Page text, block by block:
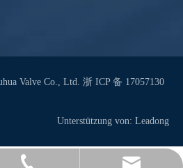
Luoquanxi.
571 8768 0216
Valve Co., Ltd. 浙 ICP 备 17057130
Unterstützung von: Leadong